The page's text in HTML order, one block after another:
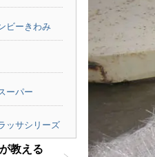
ビーきわみ
ーパー
ッサシリーズ
教える